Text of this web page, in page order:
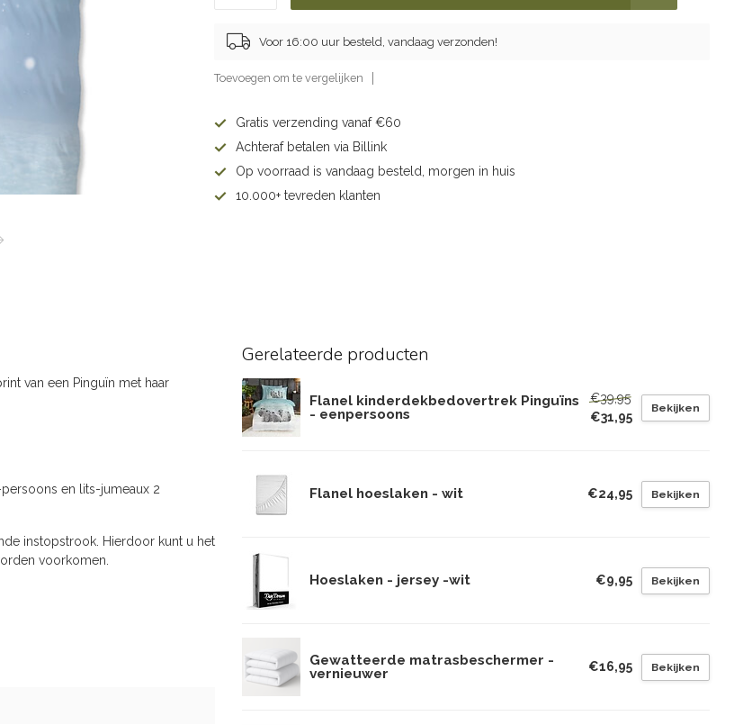
Voor 16:00 uur besteld, vandaag verzonden!
Toevoegen om te vergelijken
Gratis verzending vanaf €60
Achteraf betalen via Billink
Op voorraad is vandaag besteld, morgen in huis
10.000+ tevreden klanten
van een Pinguïn met haar
en lits-jumeaux 2
instopstrook. Hierdoor kunt u het
voorkomen.
Gerelateerde producten
Flanel kinderdekbedovertrek Pinguïns
- eenpersoons
€39,95
€31,95
Bekijken
Flanel hoeslaken - wit €24,95 Bekijken
Hoeslaken - jersey -wit €9,95 Bekijken
Gewatteerde matrasbeschermer -
vernieuwer
€16,95 Bekijken